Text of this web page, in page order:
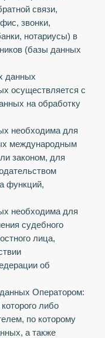
связи,
звонки,
нотариусы) в
(базы данных
данных
осуществляется с
на обработку
необходима для
международным
законом, для
функций,
необходима для
судебного
лица,
об
Оператором:
либо
по которому
а также